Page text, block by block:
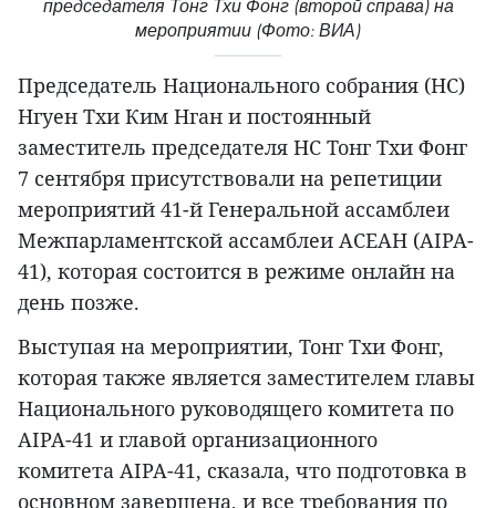
председателя Тонг Тхи Фонг (второй справа) на
мероприятии (Фото: ВИА)
Председатель Национального собрания (НС)
Нгуен Тхи Ким Нган и постоянный
заместитель председателя НС Тонг Тхи Фонг
7 сентября присутствовали на репетиции
мероприятий 41-й Генеральной ассамблеи
Межпарламентской ассамблеи АСЕАН (AIPA-
41), которая состоится в режиме онлайн на
день позже.
Выступая на мероприятии, Тонг Тхи Фонг,
которая также является заместителем главы
Национального руководящего комитета по
AIPA-41 и главой организационного
комитета AIPA-41, сказала, что подготовка в
основном завершена, и все требования по